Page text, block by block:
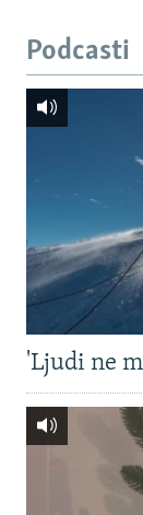
Podcasti
'Ljudi ne